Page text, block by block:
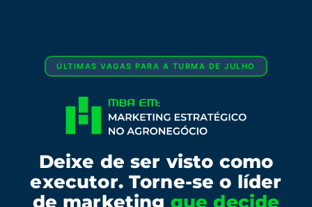
ÚLTIMAS VAGAS PARA A TURMA DE JULHO
Deixe de ser visto como
executor. Torne-se o líder
de marketing que decide